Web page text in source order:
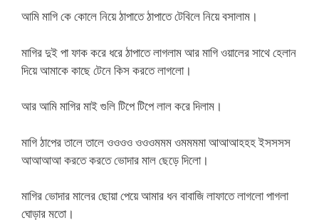
আমি মাগি কে কোলে নিয়ে ঠাপাতে ঠাপাতে টেবিলে নিয়ে বসালাম।
মাগির দুই পা ফাক করে ধরে ঠাপাতে লাগলাম আর মাগি ওয়ালের সাথে হেলান
দিয়ে আমাকে কাছে টেনে কিস করতে লাগলো।
আর আমি মাগির মাই গুলি টিপে টিপে লাল করে দিলাম।
মাগি ঠাপের তালে তালে ওওওও ওওওমমম ওমমমমা আআআহহহ ইসসসস
আআআআ করতে করতে ভোদার মাল ছেড়ে দিলো।
মাগির ভোদার মালের ছোয়া পেয়ে আমার ধন বাবাজি লাফাতে লাগলো পাগলা
ঘোড়ার মতো।